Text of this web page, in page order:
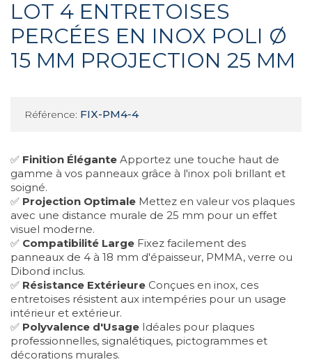
LOT 4 ENTRETOISES
PERCÉES EN INOX POLI Ø
15 MM PROJECTION 25 MM
Référence: FIX-PM4-4
✅ Finition Élégante Apportez une touche haut de
gamme à vos panneaux grâce à l'inox poli brillant et
soigné.
✅ Projection Optimale Mettez en valeur vos plaques
avec une distance murale de 25 mm pour un effet
visuel moderne.
✅ Compatibilité Large Fixez facilement des
panneaux de 4 à 18 mm d'épaisseur, PMMA, verre ou
Dibond inclus.
✅ Résistance Extérieure Conçues en inox, ces
entretoises résistent aux intempéries pour un usage
intérieur et extérieur.
✅ Polyvalence d'Usage Idéales pour plaques
professionnelles, signalétiques, pictogrammes et
décorations murales.